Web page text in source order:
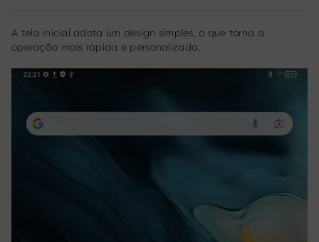
A tela inicial adota um design simples, o que torna a
operação mais rápida e personalizada.